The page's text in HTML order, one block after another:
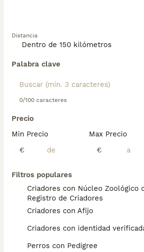
Distancia
Palabra clave
0/100 caracteres
Precio
Min Precio
€
Max Precio
€
Filtros populares
Criadores con Núcleo Zoológico
Registro de Criadores
Criadores con Afijo
Criadores con identidad
Perros con Pedigree